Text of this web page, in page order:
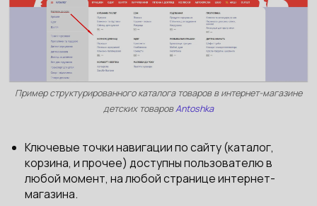
Пример структурированного каталога товаров в интернет-магазине
детских товаровAntoshka
Ключевые точки навигации по сайту (каталог,
корзина, и прочее) доступны пользователю в
любой момент, на любой странице интернет-
магазина.